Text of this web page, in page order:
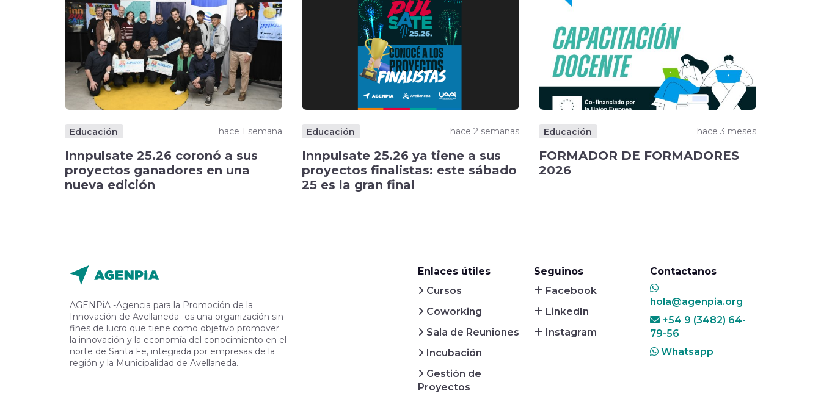
Educación hace 1 semana
Innpulsate 25.26 coronó a sus
proyectos ganadores en una
nueva edición
Educación hace 2 semanas
Innpulsate 25.26 ya tiene a sus
proyectos finalistas: este sábado
25 es la gran final
Educación hace 3 meses
FORMADOR DE FORMADORES
2026
AGENPiA -Agencia para la Promoción de la
Innovación de Avellaneda- es una organización sin
fines de lucro que tiene como objetivo promover
la innovación y la economía del conocimiento en el
norte de Santa Fe, integrada por empresas de la
región y la Municipalidad de Avellaneda.
Enlaces útiles
Cursos
Coworking
Sala de Reuniones
Incubación
Gestión de
Proyectos
Seguinos
Facebook
LinkedIn
Instagram
Contactanos
hola@agenpia.org
+54 9 (3482) 64-
79-56
Whatsapp